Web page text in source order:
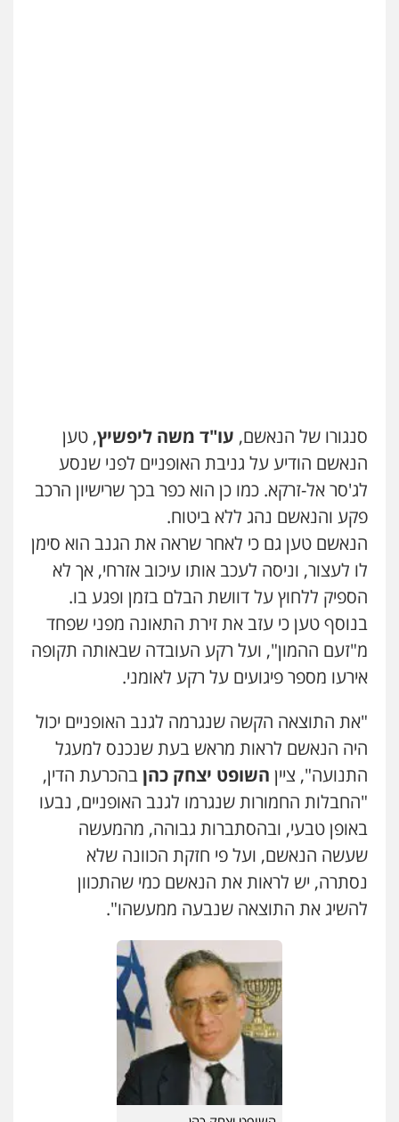
סנגורו של הנאשם, עו"ד משה ליפשיץ, טען
הנאשם הודיע על גניבת האופניים לפני שנסע
לג'סר אל-זרקא. כמו כן הוא כפר בכך שרישיון הרכב
פקע והנאשם נהג ללא ביטוח.
הנאשם טען גם כי לאחר שראה את הגנב הוא סימן
לו לעצור, וניסה לעכב אותו עיכוב אזרחי, אך לא
הספיק ללחוץ על דוושת הבלם בזמן ופגע בו.
בנוסף טען כי עזב את זירת התאונה מפני שפחד
מ"זעם ההמון", ועל רקע העובדה שבאותה תקופה
אירעו מספר פיגועים על רקע לאומני.
"את התוצאה הקשה שנגרמה לגנב האופניים יכול
היה הנאשם לראות מראש בעת שנכנס למעגל
התנועה", ציין השופט יצחק כהןבהכרעת הדין,
"החבלות החמורות שנגרמו לגנב האופניים, נבעו
באופן טבעי, ובהסתברות גבוהה, מהמעשה
שעשה הנאשם, ועל פי חזקת הכוונה שלא
נסתרה, יש לראות את הנאשם כמי שהתכוון
להשיג את התוצאה שנבעה ממעשהו".
עורך דין תמיר אלטיט
פלילי תעבורה
0545577862
עו"ד אריה פטר
לשעבר סגן מנהל המחלקה הפלילית
בפרקליטות המדינה
0506217994
עו"ד יאיר בן סימון
פלילי תעבורה אזרחי נזיקין
0505719060
שחר לדובסקי, עו"ד
מעצרים וחקירות עבירות המתה
דין לענייני אסירים
0507913332